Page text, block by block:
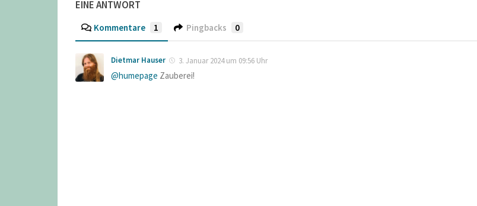
EINE ANTWORT
Kommentare 1 Pingbacks 0
Dietmar Hauser 3. Januar 2024 um 09:56 Uhr
@humepage Zauberei!